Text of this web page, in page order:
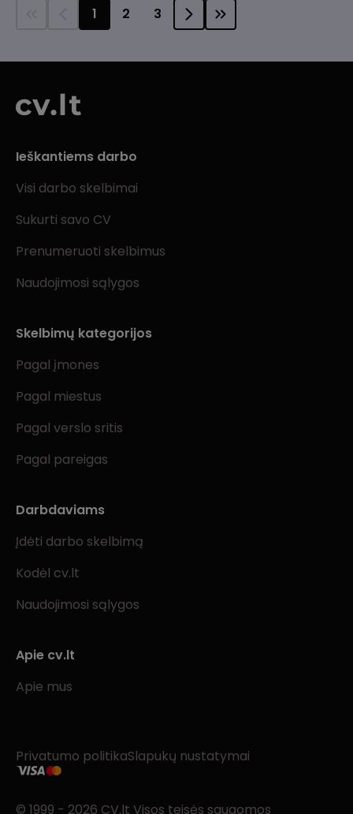
1 2 3
Ieškantiems darbo
Visi darbo skelbimai
Sukurti savo CV
Prenumeruoti skelbimus
Naudojimosi sąlygos
Skelbimų kategorijos
Pagal įmones
Pagal miestus
Pagal verslo sritis
Pagal pareigas
Darbdaviams
Įdėti darbo skelbimą
Kodėl cv.lt
Naudojimosi sąlygos
Apie cv.lt
Apie mus
Privatumo politikaSlapukų nustatymai
© 1999 - 2026 CV.lt Visos teisės saugomos